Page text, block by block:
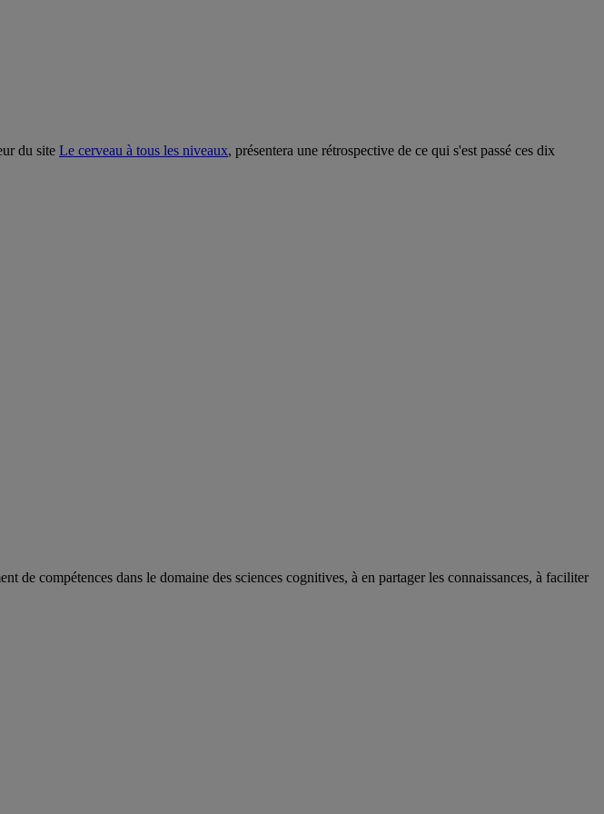
du site Le cerveau à tous les niveaux, présentera une rétrospective de ce qui s'est passé ces dix
compétences dans le domaine des sciences cognitives, à en partager les connaissances, à faciliter